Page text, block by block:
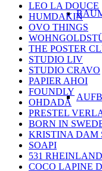
LEO LA DOUCE
HUMDAKIN
OVO THINGS
THE POSTER
STUDIO LIV
STUDIO CRAVO
PAPIER AHOI
FOUNDLY
OHDADA
PRESTEL
BORN IN
KRISTINA DAM
SOAPI
531
COCO LAPINE